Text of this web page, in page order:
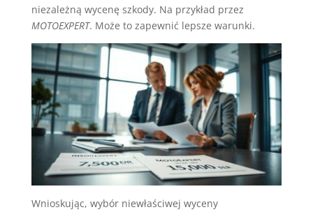
niezależną wycenę szkody. Na przykład przez
MOTOEXPERT. Może to zapewnić lepsze warunki.
Wnioskując, wybór niewłaściwej wyceny